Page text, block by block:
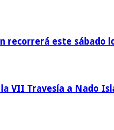
recorrerá este sábado
VII Travesía a Nado